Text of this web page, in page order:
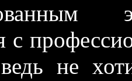
с
не